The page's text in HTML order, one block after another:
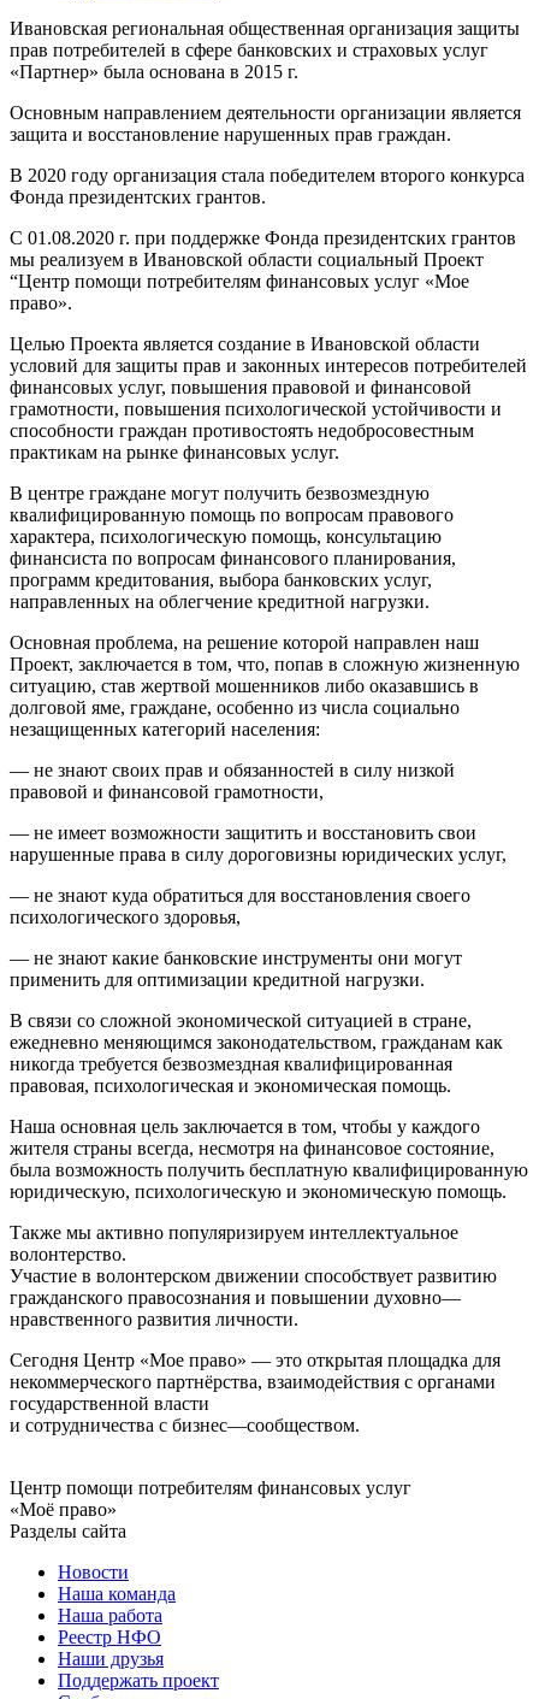
Ивановская региональная общественная организация защиты
прав потребителей в сфере банковских и страховых услуг
«Партнер» была основана в 2015 г.
Основным направлением деятельности организации является
защита и восстановление нарушенных прав граждан.
В 2020 году организация стала победителем второго конкурса
Фонда президентских грантов.
С 01.08.2020 г. при поддержке Фонда президентских грантов
мы реализуем в Ивановской области социальный Проект
“Центр помощи потребителям финансовых услуг «Мое
право».
Целью Проекта является создание в Ивановской области
условий для защиты прав и законных интересов потребителей
финансовых услуг, повышения правовой и финансовой
грамотности, повышения психологической устойчивости и
способности граждан противостоять недобросовестным
практикам на рынке финансовых услуг.
В центре граждане могут получить безвозмездную
квалифицированную помощь по вопросам правового
характера, психологическую помощь, консультацию
финансиста по вопросам финансового планирования,
программ кредитования, выбора банковских услуг,
направленных на облегчение кредитной нагрузки.
Основная проблема, на решение которой направлен наш
Проект, заключается в том, что, попав в сложную жизненную
ситуацию, став жертвой мошенников либо оказавшись в
долговой яме, граждане, особенно из числа социально
незащищенных категорий населения:
— не знают своих прав и обязанностей в силу низкой
правовой и финансовой грамотности,
— не имеет возможности защитить и восстановить свои
нарушенные права в силу дороговизны юридических услуг,
— не знают куда обратиться для восстановления своего
психологического здоровья,
— не знают какие банковские инструменты они могут
применить для оптимизации кредитной нагрузки.
В связи со сложной экономической ситуацией в стране,
ежедневно меняющимся законодательством, гражданам как
никогда требуется безвозмездная квалифицированная
правовая, психологическая и экономическая помощь.
Наша основная цель заключается в том, чтобы у каждого
жителя страны всегда, несмотря на финансовое состояние,
была возможность получить бесплатную квалифицированную
юридическую, психологическую и экономическую помощь.
Также мы активно популяризируем интеллектуальное
волонтерство.
Участие в волонтерском движении способствует развитию
гражданского правосознания и повышении духовно—
нравственного развития личности.
Сегодня Центр «Мое право» — это открытая площадка для
некоммерческого партнёрства, взаимодействия с органами
государственной власти
и сотрудничества с бизнес—сообществом.
Центр помощи потребителям финансовых услуг
«Моё право»
Разделы сайта
Новости
Наша команда
Наша работа
Реестр НФО
Наши друзья
Поддержать проект